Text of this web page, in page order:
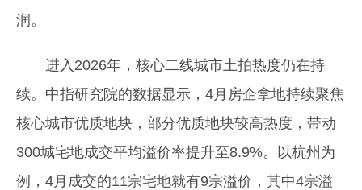
润。
进入2026年，核心二线城市土拍热度仍在持
续。中指研究院的数据显示，4月房企拿地持续聚焦
核心城市优质地块，部分优质地块较高热度，带动
300城宅地成交平均溢价率提升至8.9%。以杭州为
例，4月成交的11宗宅地就有9宗溢价，其中4宗溢